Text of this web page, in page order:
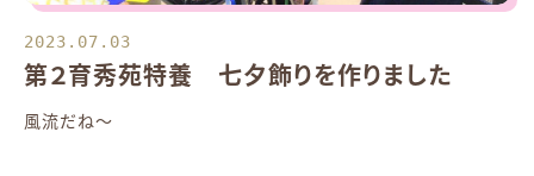
2023.07.03
第２育秀苑特養 七夕飾りを作りました
風流だね～